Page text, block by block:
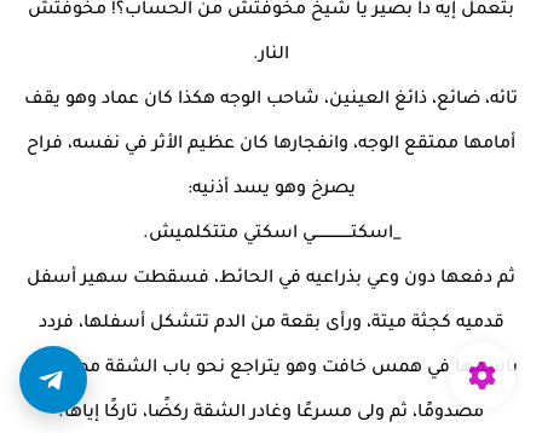
بتعمل إيه دا بصير يا شيخ مخوفتش من الحساب؟! مخوفتش
النار.
تائه، ضائع، ذائغ العينين، شاحب الوجه هكذا كان عماد وهو يقف
أمامها ممتقع الوجه، وانفجارها كان عظيم الأثر في نفسه، فراح
يصرخ وهو يسد أذنيه:
_اسكتـــــــــــــــي اسكتي متتكلميش.
ثم دفعها دون وعي بذراعيه في الحائط، فسقطت سهير أسفل
قدميه كجثة ميتة، ورأى بقعة من الدم تتشكل أسفلها، فردد
باسمها في همس خافت وهو يتراجع نحو باب الشقة مصعوقًا،
مصدومًا، ثم ولى مسرعًا وغادر الشقة ركضًا، تاركًا إياها.